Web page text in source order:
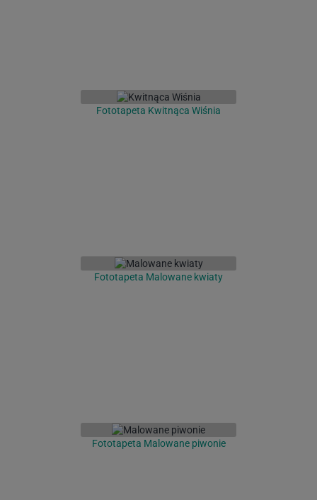
Fototapeta Kwitnąca Wiśnia
Fototapeta Malowane kwiaty
Fototapeta Malowane piwonie